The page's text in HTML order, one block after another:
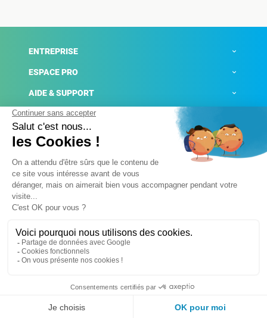
ENTREPRISE
ESPACE PRO
AIDE & SUPPORT
ACTUALITÉS
Mentions légales
Conditions générales de ventes
Plateforme de signalement